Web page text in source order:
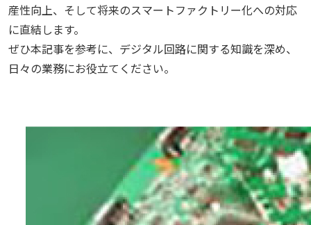
産性向上、そして将来のスマートファクトリー化への対応
に直結します。
ぜひ本記事を参考に、デジタル回路に関する知識を深め、
日々の業務にお役立てください。